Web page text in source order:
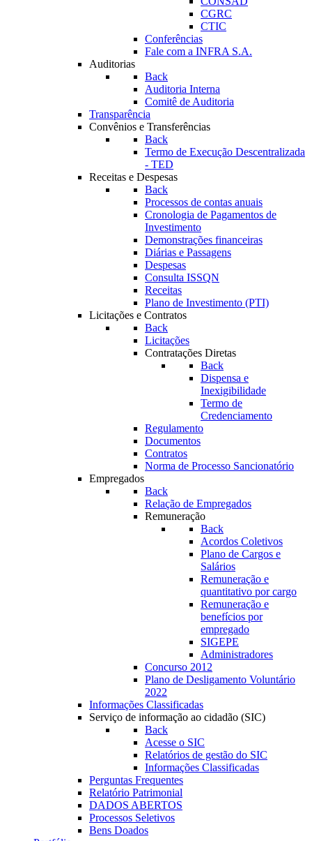
CGRC
CTIC
Conferências
Fale com a INFRA S.A.
Auditorias
Back
Auditoria Interna
Comitê de Auditoria
Transparência
Convênios e Transferências
Back
Termo de Execução Descentralizada
- TED
Receitas e Despesas
Back
Processos de contas anuais
Cronologia de Pagamentos de
Investimento
Demonstrações financeiras
Diárias e Passagens
Despesas
Consulta ISSQN
Receitas
Plano de Investimento (PTI)
Licitações e Contratos
Back
Licitações
Contratações Diretas
Back
Dispensa e
Inexigibilidade
Termo de
Credenciamento
Regulamento
Documentos
Contratos
Norma de Processo Sancionatório
Empregados
Back
Relação de Empregados
Remuneração
Back
Acordos Coletivos
Plano de Cargos e
Salários
Remuneração e
quantitativo por cargo
Remuneração e
benefícios por
empregado
SIGEPE
Administradores
Concurso 2012
Plano de Desligamento Voluntário
2022
Informações Classificadas
Serviço de informação ao cidadão (SIC)
Back
Acesse o SIC
Relatórios de gestão do SIC
Informações Classificadas
Perguntas Frequentes
Relatório Patrimonial
DADOS ABERTOS
Processos Seletivos
Bens Doados